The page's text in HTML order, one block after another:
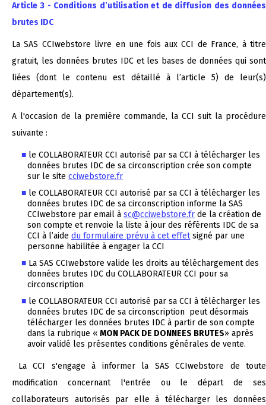
Article 3 - Conditions d’utilisation et de diffusion des données
brutes IDC
La SAS CCIwebstore livre en une fois aux CCI de France, à titre
gratuit, les données brutes IDC et les bases de données qui sont
liées (dont le contenu est détaillé à l’article 5) de leur(s)
département(s).
A l'occasion de la première commande, la CCI suit la procédure
suivante :
le COLLABORATEUR CCI autorisé par sa CCI à télécharger les
données brutes IDC de sa circonscription crée son compte
sur le sitecciwebstore.fr
le COLLABORATEUR CCI autorisé par sa CCI à télécharger les
données brutes IDC de sa circonscription informe la SAS
CCIwebstore par email àsc@cciwebstore.fr de la création de
son compte et renvoie la liste à jour des référents IDC de sa
CCI à l’aidedu formulaire prévu à cet effetsigné par une
personne habilitée à engager la CCI
La SAS CCIwebstore valide les droits au téléchargement des
données brutes IDC du COLLABORATEUR CCI pour sa
circonscription
le COLLABORATEUR CCI autorisé par sa CCI à télécharger les
données brutes IDC de sa circonscription peut désormais
télécharger les données brutes IDC à partir de son compte
dans la rubrique «MON PACK DE DONNEES BRUTES» après
avoir validé les présentes conditions générales de vente.
La CCI s'engage à informer la SAS CCIwebstore de toute
modification concernant l'entrée ou le départ de ses
collaborateurs autorisés par elle à télécharger les données